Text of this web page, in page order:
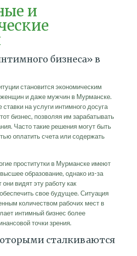
и
бизнеса» в
становится экономическим
и даже мужчин в Мурманске.
на услуги интимного досуга
бизнес, позволяя им зарабатывать
Часто такие решения могут быть
оплатить счета или содержать
проститутки в Мурманске имеют
образование, однако из-за
видят эту работу как
свое будущее. Ситуация
количеством рабочих мест в
интимный бизнес более
точки зрения.
сталкиваются